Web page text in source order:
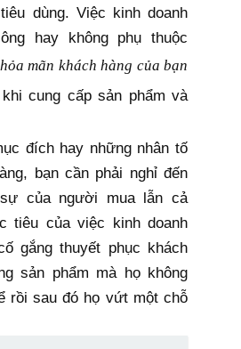
dùng. Việc kinh doanh
hay không phụ thuộc
mãn khách hàng của bạn
khi cung cấp sản phẩm và
đích hay những nhân tố
bạn cần phải nghỉ đến
của người mua lẫn cả
tiêu của việc kinh doanh
gắng thuyết phục khách
sản phẩm mà họ không
rồi sau đó họ vứt một chỗ